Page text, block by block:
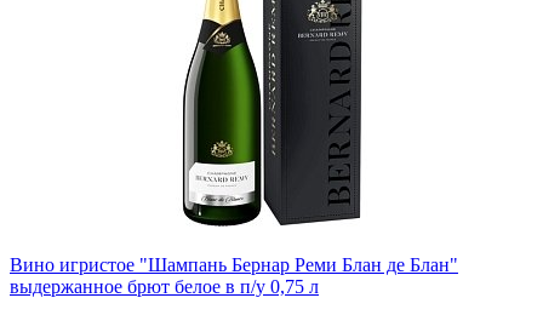
Вино игристое "Шампань Бернар Реми Блан де Блан"
выдержанное брют белое в п/у 0,75 л